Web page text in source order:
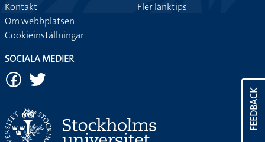
FEEDBACK
Kontakt
Om webbplatsen
Cookieinställningar
Fler länktips
SOCIALA MEDIER